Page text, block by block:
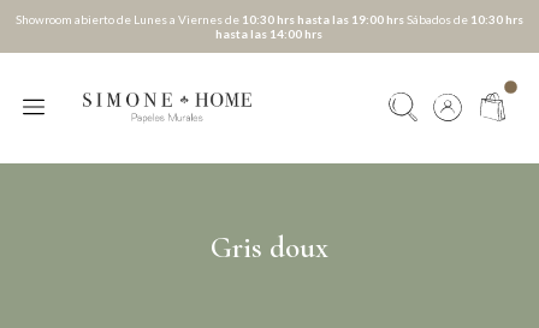
Showroom abierto de Lunes a Viernes de 10:30 hrs hasta las 19:00 hrsSábados de 10:30 hrs
hasta las 14:00 hrs
Gris doux